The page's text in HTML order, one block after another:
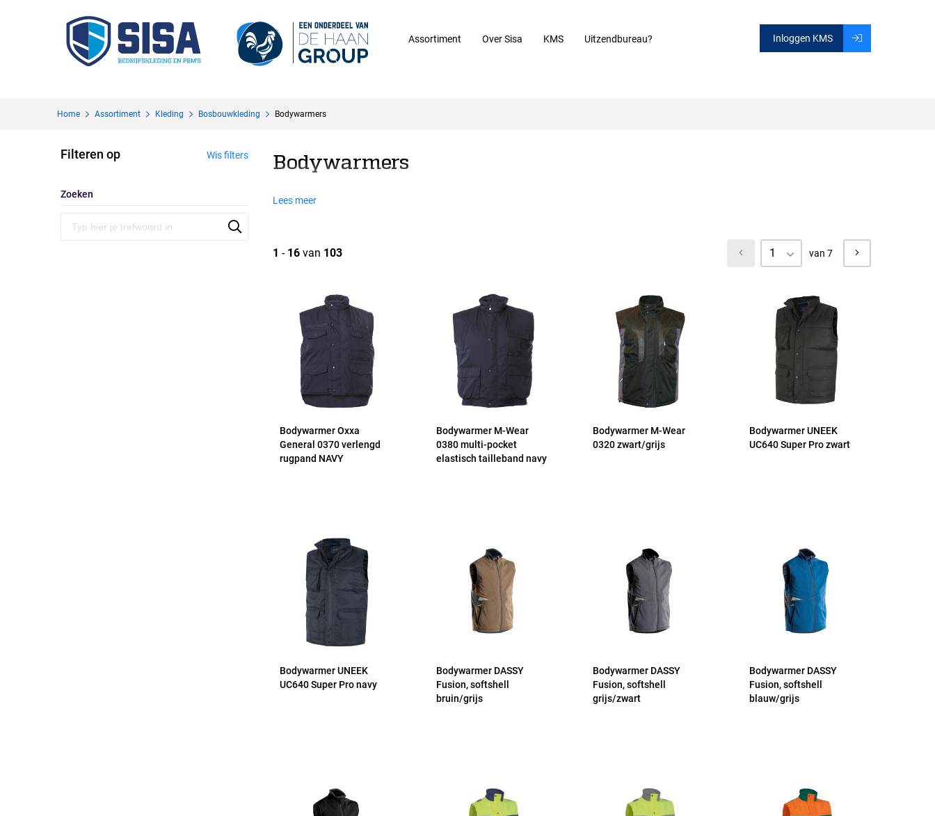
Assortiment Over Sisa KMS Uitzendbureau? Inloggen KMS
Home Assortiment Kleding Bosbouwkleding Bodywarmers
Filteren op Wis filters
Zoeken
Bodywarmers
Lees meer
1 van 7
1 - 16 van 103
Bodywarmer Oxxa
General 0370 verlengd
rugpand NAVY
Bodywarmer M-Wear
0380 multi-pocket
elastisch tailleband navy
Bodywarmer M-Wear
0320 zwart/grijs
Bodywarmer UNEEK
UC640 Super Pro zwart
Bodywarmer UNEEK
UC640 Super Pro navy
Bodywarmer DASSY
Fusion, softshell
bruin/grijs
Bodywarmer DASSY
Fusion, softshell
grijs/zwart
Bodywarmer DASSY
Fusion, softshell
blauw/grijs